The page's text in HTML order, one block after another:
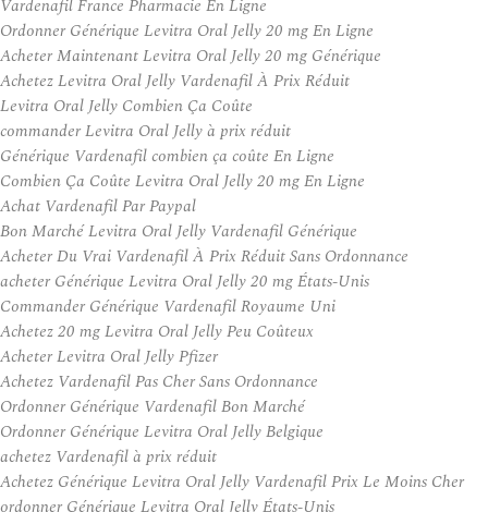
Vardenafil France Pharmacie En Ligne
Ordonner Générique Levitra Oral Jelly 20 mg En Ligne
Acheter Maintenant Levitra Oral Jelly 20 mg Générique
Achetez Levitra Oral Jelly Vardenafil À Prix Réduit
Levitra Oral Jelly Combien Ça Coûte
commander Levitra Oral Jelly à prix réduit
Générique Vardenafil combien ça coûte En Ligne
Combien Ça Coûte Levitra Oral Jelly 20 mg En Ligne
Achat Vardenafil Par Paypal
Bon Marché Levitra Oral Jelly Vardenafil Générique
Acheter Du Vrai Vardenafil À Prix Réduit Sans Ordonnance
acheter Générique Levitra Oral Jelly 20 mg États-Unis
Commander Générique Vardenafil Royaume Uni
Achetez 20 mg Levitra Oral Jelly Peu Coûteux
Acheter Levitra Oral Jelly Pfizer
Achetez Vardenafil Pas Cher Sans Ordonnance
Ordonner Générique Vardenafil Bon Marché
Ordonner Générique Levitra Oral Jelly Belgique
achetez Vardenafil à prix réduit
Achetez Générique Levitra Oral Jelly Vardenafil Prix Le Moins Cher